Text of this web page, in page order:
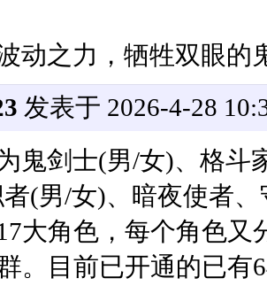
动之力，牺牲双眼的
发表于 2026-4-28
鬼剑士(男/女)、格斗
(男/女)、暗夜使者
大角色，每个角色
。目前已开通的已